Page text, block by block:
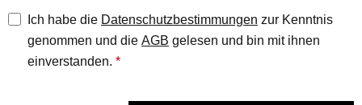
Ich habe die Datenschutzbestimmungen zur Kenntnis
genommen und die AGB gelesen und bin mit ihnen
einverstanden. *